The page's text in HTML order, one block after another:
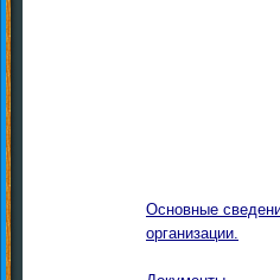
Основные
организации.